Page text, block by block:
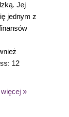
Jej
jednym z
12
więcej »